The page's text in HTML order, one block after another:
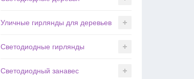
Уличные гирлянды для деревьев
Светодиодные гирлянды
Светодиодный занавес